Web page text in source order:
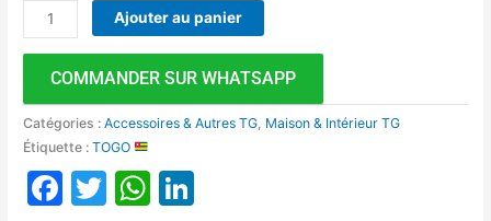
Ajouter au panier
COMMANDER SUR WHATSAPP
Catégories :Accessoires & Autres TG Maison & Intérieur TG
Étiquette :TOGO
Facebook
TwitterWhatsApp